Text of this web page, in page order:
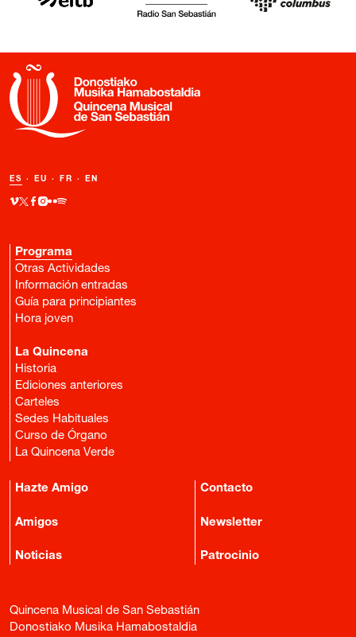
ES · EU · FR · EN
Programa
Otras Actividades
Información entradas
Guía para principiantes
Hora joven
La Quincena
Historia
Ediciones anteriores
Carteles
Sedes Habituales
Curso de Órgano
La Quincena Verde
Hazte Amigo
Amigos
Noticias
Contacto
Newsletter
Patrocinio
Quincena Musical de San Sebastián
Donostiako Musika Hamabostaldia